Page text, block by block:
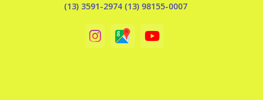
(13) 3591-2974 (13) 98155-0007